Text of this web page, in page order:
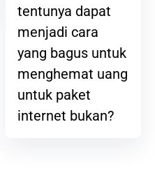
tentunya dapat
menjadi cara
yang bagus untuk
menghemat uang
untuk paket
internet bukan?